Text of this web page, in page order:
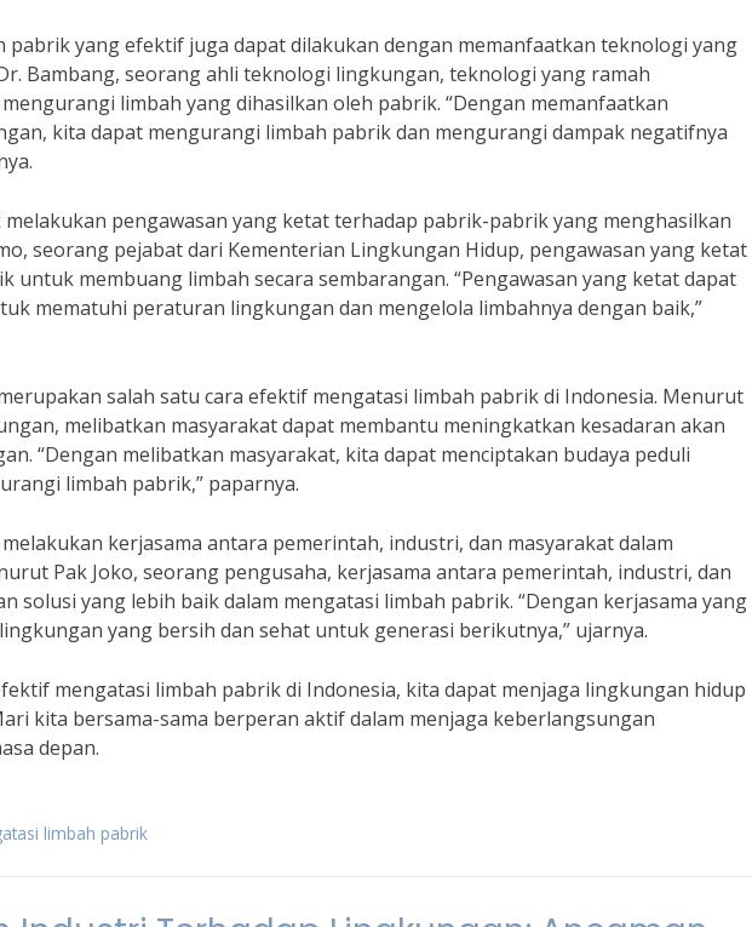
pabrik yang efektif juga dapat dilakukan dengan memanfaatkan teknologi yang
Bambang, seorang ahli teknologi lingkungan, teknologi yang ramah
limbah yang dihasilkan oleh pabrik. “Dengan memanfaatkan
kita dapat mengurangi limbah pabrik dan mengurangi dampak negatifnya
pengawasan yang ketat terhadap pabrik-pabrik yang menghasilkan
seorang pejabat dari Kementerian Lingkungan Hidup, pengawasan yang ketat
untuk membuang limbah secara sembarangan. “Pengawasan yang ketat dapat
mematuhi peraturan lingkungan dan mengelola limbahnya dengan baik,”
salah satu cara efektif mengatasi limbah pabrik di Indonesia. Menurut
melibatkan masyarakat dapat membantu meningkatkan kesadaran akan
“Dengan melibatkan masyarakat, kita dapat menciptakan budaya peduli
limbah pabrik,” paparnya.
kerjasama antara pemerintah, industri, dan masyarakat dalam
Pak Joko, seorang pengusaha, kerjasama antara pemerintah, industri, dan
solusi yang lebih baik dalam mengatasi limbah pabrik. “Dengan kerjasama yang
yang bersih dan sehat untuk generasi berikutnya,” ujarnya.
mengatasi limbah pabrik di Indonesia, kita dapat menjaga lingkungan hidup
kita bersama-sama berperan aktif dalam menjaga keberlangsungan
depan.
limbah pabrik